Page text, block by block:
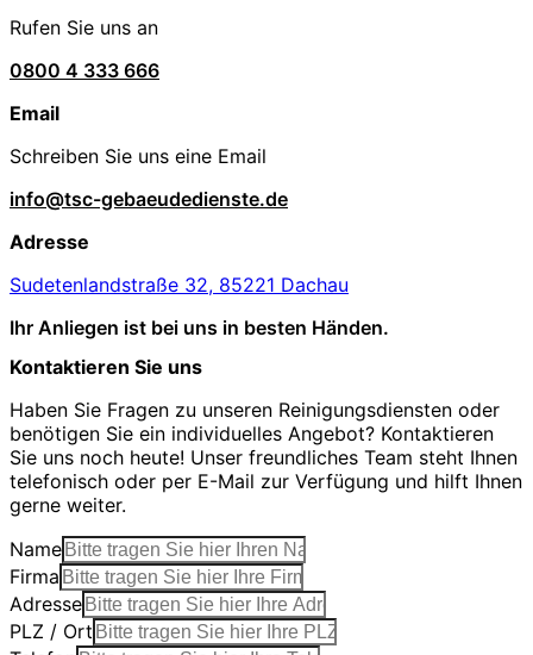
Rufen Sie uns an
0800 4 333 666
Email
Schreiben Sie uns eine Email
info@tsc-gebaeudedienste.de
Adresse
Sudetenlandstraße 32, 85221 Dachau
Ihr Anliegen ist bei uns in besten Händen.
Kontaktieren Sie uns
Haben Sie Fragen zu unseren Reinigungsdiensten oder
benötigen Sie ein individuelles Angebot? Kontaktieren
Sie uns noch heute! Unser freundliches Team steht Ihnen
telefonisch oder per E-Mail zur Verfügung und hilft Ihnen
gerne weiter.
Name
Firma
Adresse
PLZ / Ort